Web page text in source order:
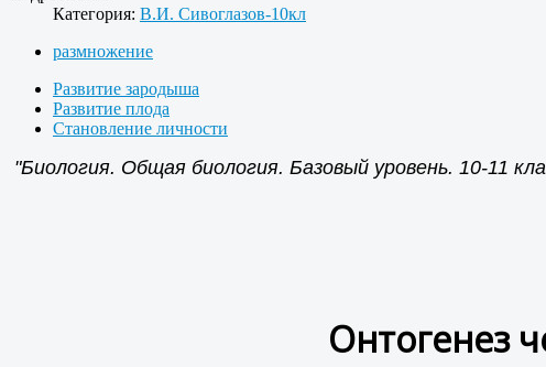
Категория: В.И. Сивоглазов-10кл
размножение
Развитие зародыша
Развитие плода
Становление личности
"Биология. Общая биология. Базовый уровень. 10-11
Онтогенез